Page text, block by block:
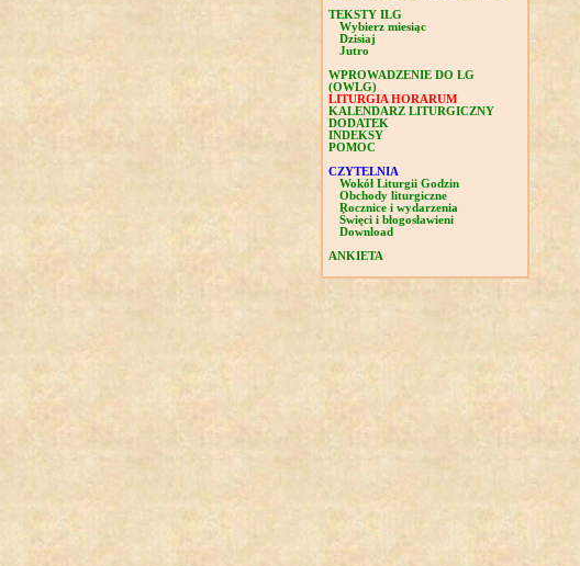
TEKSTY ILG
Wybierz miesiąc
Dzisiaj
Jutro
WPROWADZENIE DO LG
(OWLG)
LITURGIA HORARUM
KALENDARZ LITURGICZNY
DODATEK
INDEKSY
POMOC
CZYTELNIA
Wokół Liturgii Godzin
Obchody liturgiczne
Rocznice i wydarzenia
Święci i błogosławieni
Download
ANKIETA